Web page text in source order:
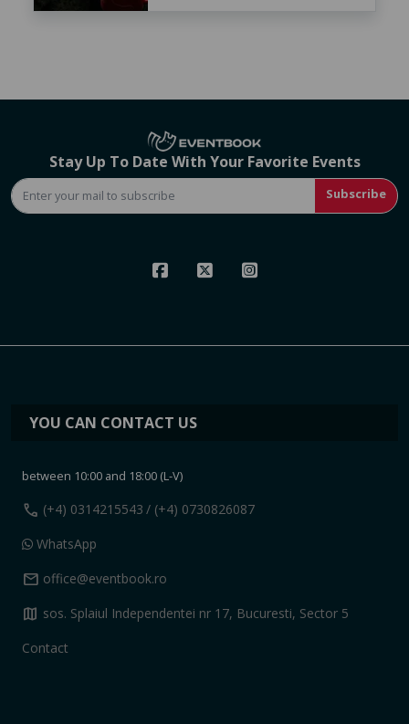
Stay Up To Date With Your Favorite Events
Subscribe
YOU CAN CONTACT US
between 10:00 and 18:00 (L-V)
call (+4) 0314215543 / (+4) 0730826087
WhatsApp
mail office@eventbook.ro
map sos. Splaiul Independentei nr 17, Bucuresti, Sector 5
Contact